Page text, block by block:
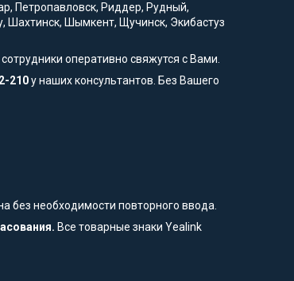
Петропавловск, Риддер, Рудный,
Шахтинск, Шымкент, Щучинск, Экибастуз
оперативно свяжутся с Вами.
210у наших консультантов. Без Вашего
без необходимости повторного ввода.
Все товарные знаки Yealink